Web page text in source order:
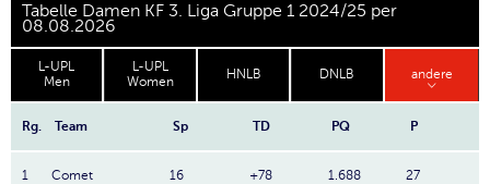
Tabelle Damen KF 3. Liga Gruppe 1 2024/25 per
08.08.2026
L-UPL
Men
L-UPL
Women
HNLB DNLB andere
Rg. Team Sp TD PQ P
1 Comet 16 +78 1.688 27